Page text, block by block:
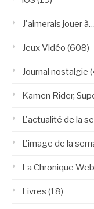
J'aimerais jouer à…
Jeux Vidéo (608)
Journal nostalgie
Kamen Rider,
L'actualité de la
L'image de la
La Chronique
Livres (18)